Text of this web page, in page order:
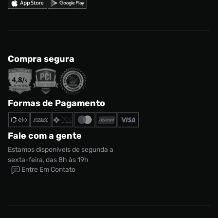
Compra segura
Formas de Pagamento
Fale com a gente
Estamos disponíveis de segunda a
sexta-feira, das 8h às 19h
Entre Em Contato